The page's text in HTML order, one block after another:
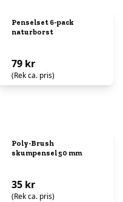
Penselset 6-pack
naturborst
79 kr
(Rek ca. pris)
Poly-Brush
skumpensel 50 mm
35 kr
(Rek ca. pris)